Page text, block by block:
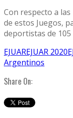
Con respecto a
de estos Juegos,
deportistas de
EJUAREJUAR 2020
Argentinos
Share On: